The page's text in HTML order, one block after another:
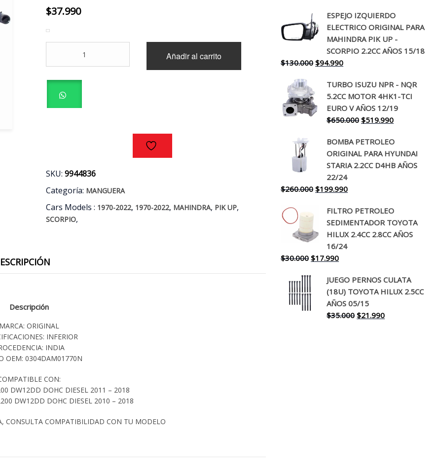
$37.990
INFERIOR
ORIGINAL
UP
cantidad
Añadir al carrito
SKU:9944836
Categoría: MANGUERA
Cars Models : 1970-2022, 1970-2022, MAHINDRA, PIK UP,
SCORPIO,
Descripción
ORIGINAL
INFERIOR
INDIA
OEM: 0304DAM01770N
CON:
DW12DD DOHC DIESEL 2011 – 2018
DW12DD DOHC DIESEL 2010 – 2018
CONSULTA COMPATIBILIDAD CON TU MODELO
ESPEJO IZQUIERDO
ELECTRICO ORIGINAL PARA
MAHINDRA PIK UP -
SCORPIO 2.2CC AÑOS 15/18
$130.000 El
original
era:
$130.000.
$94.990El
actual
es:
$94.990.
TURBO ISUZU NPR - NQR
5.2CC MOTOR 4HK1-TCI
EURO V AÑOS 12/19
$650.000 El
original
era:
$650.000.
$519.990El
actual
es:
$519.990.
BOMBA PETROLEO
ORIGINAL PARA HYUNDAI
STARIA 2.2CC D4HB AÑOS
22/24
$260.000 El
original
era:
$260.000.
$199.990El
actual
es:
$199.990.
FILTRO PETROLEO
SEDIMENTADOR TOYOTA
HILUX 2.4CC 2.8CC AÑOS
16/24
$30.000 El
original
era:
$30.000.
$17.990El
actual
es:
$17.990.
JUEGO PERNOS CULATA
(18U) TOYOTA HILUX 2.5CC
AÑOS 05/15
$35.000 El
$21.990El